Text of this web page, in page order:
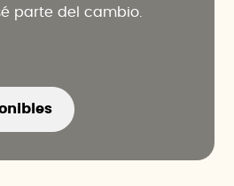
parte del cambio.